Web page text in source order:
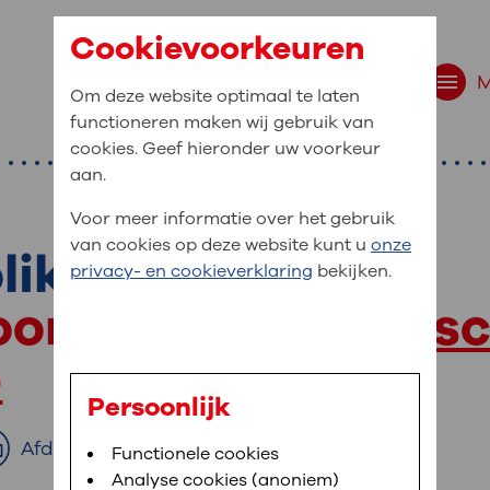
navigatie
bent u naar op
,MijnOLVG,Digitalisering
medische gegevens
In MijnOLVG kunt u uw medische
het u uitkomt. OLVG breidt MijnOLVG
terecht bij
Afdrukken
Cookievoorkeuren
Om deze website optimaal te laten
functioneren maken wij gebruik van
cookies. Geef hieronder uw voorkeur
aan.
Voor meer informatie over het gebruik
van cookies op deze website kunt u onze
privacy- en cookieverklaring bekijken.
Persoonlijk
Functionele cookies
Analyse cookies (anoniem)